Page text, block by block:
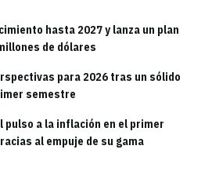
hasta 2027 y lanza un plan
de dólares
para 2026 tras un sólido
semestre
pulso a la inflación en el primer
al empuje de su gama